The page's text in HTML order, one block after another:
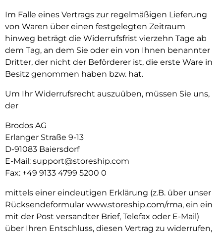
Im Falle eines Vertrags zur regelmäßigen Lieferung
von Waren über einen festgelegten Zeitraum
hinweg beträgt die Widerrufsfrist vierzehn Tage ab
dem Tag, an dem Sie oder ein von Ihnen benannter
Dritter, der nicht der Beförderer ist, die erste Ware in
Besitz genommen haben bzw. hat.
Um Ihr Widerrufsrecht auszuüben, müssen Sie uns,
der
Brodos AG
Erlanger Straße 9-13
D-91083 Baiersdorf
E-Mail: support@storeship.com
Fax: +49 9133 4799 5200 0
mittels einer eindeutigen Erklärung (z.B. über unser
Rücksendeformular www.storeship.com/rma, ein ein
mit der Post versandter Brief, Telefax oder E-Mail)
über Ihren Entschluss, diesen Vertrag zu widerrufen,